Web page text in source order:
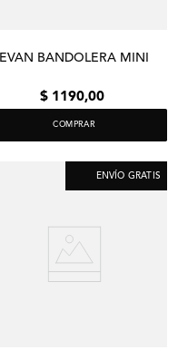
EVAN BANDOLERA MINI
$ 1190,00
COMPRAR
ENVÍO GRATIS